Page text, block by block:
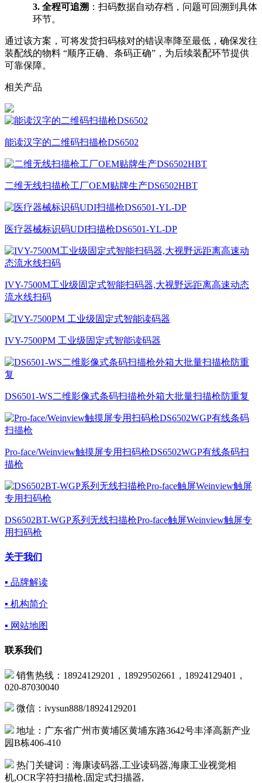
3. 全程可追溯 ：扫码数据自动存档，问题可回溯到具体
环节。
通过该方案，可将发货扫码核对的错误率降至最低，确保发往
装配线的物料 “顺序正确、条码正确”，为后续装配环节提供
可靠保障。
相关产品
能读汉字的二维码扫描枪DS6502
二维无线扫描枪工厂OEM贴牌生产DS6502HBT
医疗器械标识码UDI扫描枪DS6501-YL-DP
IVY-7500M工业级固定式智能扫码器,大视野远距离高速动态
流水线扫码
IVY-7500PM 工业级固定式智能读码器
DS6501-WS二维影像式条码扫描枪外箱大批量扫描枪防重复
Pro-face/Weinview触摸屏专用扫码枪DS6502WGP有线条码扫
描枪
DS6502BT-WGP系列无线扫描枪Pro-face触屏Weinview触屏专
用扫码枪
关于我们
▪ 品牌解读
▪ 机构简介
▪ 网站地图
联系我们
销售热线：18924129201，18929502661，18924129401，
020-87030040
微信：ivysun888/18924129201
地址：广东省广州市黄埔区黄埔东路3642号丰泽高新产业
园B栋406-410
热门关键词：海康读码器,工业读码器,海康工业视觉相
机,OCR字符扫描枪,固定式扫描器,